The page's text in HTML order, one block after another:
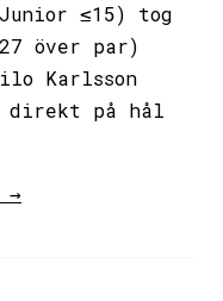
≤15) tog
över par)
Karlsson
direkt på hål
→